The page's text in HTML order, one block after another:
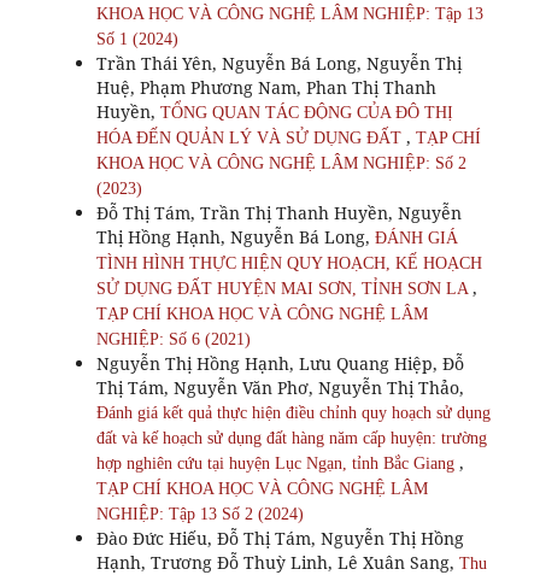
KHOA HỌC VÀ CÔNG NGHỆ LÂM NGHIỆP: Tập 13
Số 1 (2024)
Trần Thái Yên, Nguyễn Bá Long, Nguyễn Thị
Huệ, Phạm Phương Nam, Phan Thị Thanh
Huyền, TỔNG QUAN TÁC ĐỘNG CỦA ĐÔ THỊ
HÓA ĐẾN QUẢN LÝ VÀ SỬ DỤNG ĐẤT , TẠP CHÍ
KHOA HỌC VÀ CÔNG NGHỆ LÂM NGHIỆP: Số 2
(2023)
Đỗ Thị Tám, Trần Thị Thanh Huyền, Nguyễn
Thị Hồng Hạnh, Nguyễn Bá Long, ĐÁNH GIÁ
TÌNH HÌNH THỰC HIỆN QUY HOẠCH, KẾ HOẠCH
SỬ DỤNG ĐẤT HUYỆN MAI SƠN, TỈNH SƠN LA ,
TẠP CHÍ KHOA HỌC VÀ CÔNG NGHỆ LÂM
NGHIỆP: Số 6 (2021)
Nguyễn Thị Hồng Hạnh, Lưu Quang Hiệp, Đỗ
Thị Tám, Nguyễn Văn Phơ, Nguyễn Thị Thảo,
Đánh giá kết quả thực hiện điều chỉnh quy hoạch sử dụng
đất và kế hoạch sử dụng đất hàng năm cấp huyện: trường
hợp nghiên cứu tại huyện Lục Ngạn, tỉnh Bắc Giang ,
TẠP CHÍ KHOA HỌC VÀ CÔNG NGHỆ LÂM
NGHIỆP: Tập 13 Số 2 (2024)
Đào Đức Hiếu, Đỗ Thị Tám, Nguyễn Thị Hồng
Hạnh, Trương Đỗ Thuỳ Linh, Lê Xuân Sang, Thu